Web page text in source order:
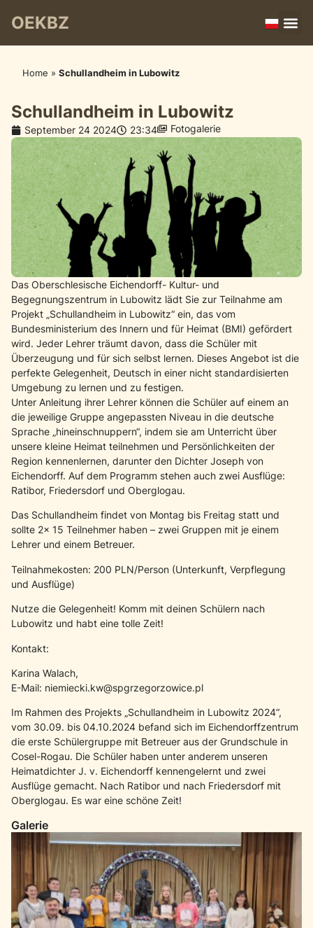
OEKBZ
Home » Schullandheim in Lubowitz
Schullandheim in Lubowitz
September 24 2024 23:34 Fotogalerie
Das Oberschlesische Eichendorff- Kultur- und
Begegnungszentrum in Lubowitz lädt Sie zur Teilnahme am
Projekt „Schullandheim in Lubowitz“ ein, das vom
Bundesministerium des Innern und für Heimat (BMI) gefördert
wird. Jeder Lehrer träumt davon, dass die Schüler mit
Überzeugung und für sich selbst lernen. Dieses Angebot ist die
perfekte Gelegenheit, Deutsch in einer nicht standardisierten
Umgebung zu lernen und zu festigen.
Unter Anleitung ihrer Lehrer können die Schüler auf einem an
die jeweilige Gruppe angepassten Niveau in die deutsche
Sprache „hineinschnuppern“, indem sie am Unterricht über
unsere kleine Heimat teilnehmen und Persönlichkeiten der
Region kennenlernen, darunter den Dichter Joseph von
Eichendorff. Auf dem Programm stehen auch zwei Ausflüge:
Ratibor, Friedersdorf und Oberglogau.
Das Schullandheim findet von Montag bis Freitag statt und
sollte 2x 15 Teilnehmer haben – zwei Gruppen mit je einem
Lehrer und einem Betreuer.
Teilnahmekosten: 200 PLN/Person (Unterkunft, Verpflegung
und Ausflüge)
Nutze die Gelegenheit! Komm mit deinen Schülern nach
Lubowitz und habt eine tolle Zeit!
Kontakt:
Karina Walach,
E-Mail: niemiecki.kw@spgrzegorzowice.pl
Im Rahmen des Projekts „Schullandheim in Lubowitz 2024“,
vom 30.09. bis 04.10.2024 befand sich im Eichendorffzentrum
die erste Schülergruppe mit Betreuer aus der Grundschule in
Cosel-Rogau. Die Schüler haben unter anderem unseren
Heimatdichter J. v. Eichendorff kennengelernt und zwei
Ausflüge gemacht. Nach Ratibor und nach Friedersdorf mit
Oberglogau. Es war eine schöne Zeit!
Galerie